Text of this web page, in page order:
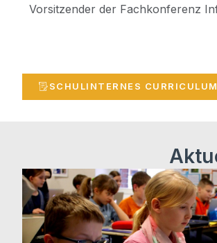
Vor­sit­zen­der der Fach­kon­fe­renz
SCHUL­IN­TER­NES CURRICULUM